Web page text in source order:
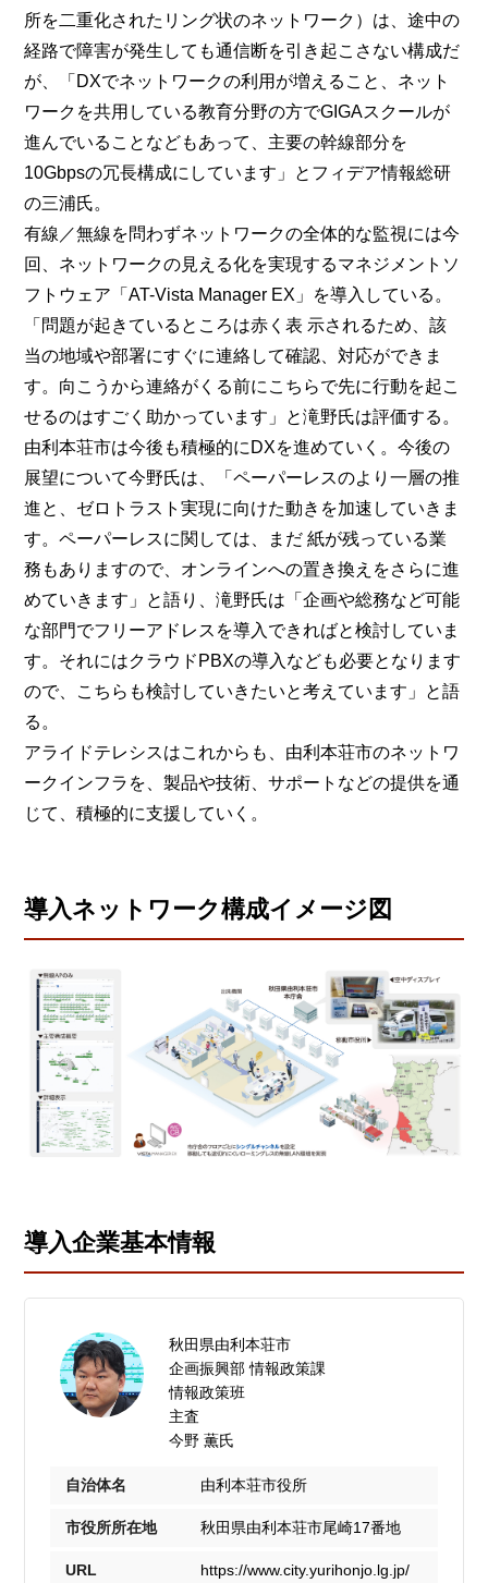
所を二重化されたリング状のネットワーク）は、途中の
経路で障害が発生しても通信断を引き起こさない構成だ
が、「DXでネットワークの利用が増えること、ネット
ワークを共用している教育分野の方でGIGAスクールが
進んでいることなどもあって、主要の幹線部分を
10Gbpsの冗長構成にしています」とフィデア情報総研
の三浦氏。
有線／無線を問わずネットワークの全体的な監視には今
回、ネットワークの見える化を実現するマネジメントソ
フトウェア「AT-Vista Manager EX」を導入している。
「問題が起きているところは赤く表 示されるため、該
当の地域や部署にすぐに連絡して確認、対応ができま
す。向こうから連絡がくる前にこちらで先に行動を起こ
せるのはすごく助かっています」と滝野氏は評価する。
由利本荘市は今後も積極的にDXを進めていく。今後の
展望について今野氏は、「ペーパーレスのより一層の推
進と、ゼロトラスト実現に向けた動きを加速していきま
す。ペーパーレスに関しては、まだ 紙が残っている業
務もありますので、オンラインへの置き換えをさらに進
めていきます」と語り、滝野氏は「企画や総務など可能
な部門でフリーアドレスを導入できればと検討していま
す。それにはクラウドPBXの導入なども必要となります
ので、こちらも検討していきたいと考えています」と語
る。
アライドテレシスはこれからも、由利本荘市のネットワ
ークインフラを、製品や技術、サポートなどの提供を通
じて、積極的に支援していく。
導入ネットワーク構成イメージ図
導入企業基本情報
秋田県由利本荘市
企画振興部 情報政策課
情報政策班
主査
今野 薫氏
自治体名 由利本荘市役所
市役所所在地 秋田県由利本荘市尾崎17番地
URL https://www.city.yurihonjo.lg.jp/